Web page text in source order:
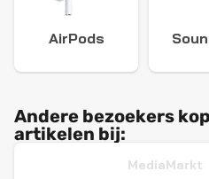
AirPods
Andere bezoekers
artikelen bij:
MediaMarkt